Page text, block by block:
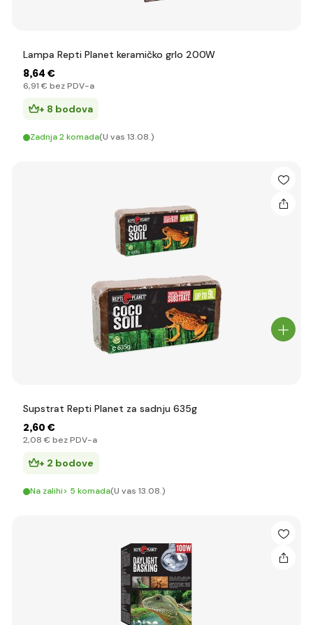
Lampa Repti Planet keramičko grlo 200W
8,64 €
6,91 € bez PDV-a
+ 8 bodova
Zadnja 2 komada(U vas 13.08.)
Supstrat Repti Planet za sadnju 635g
2,60 €
2,08 € bez PDV-a
+ 2 bodove
Na zalihi> 5 komada(U vas 13.08.)